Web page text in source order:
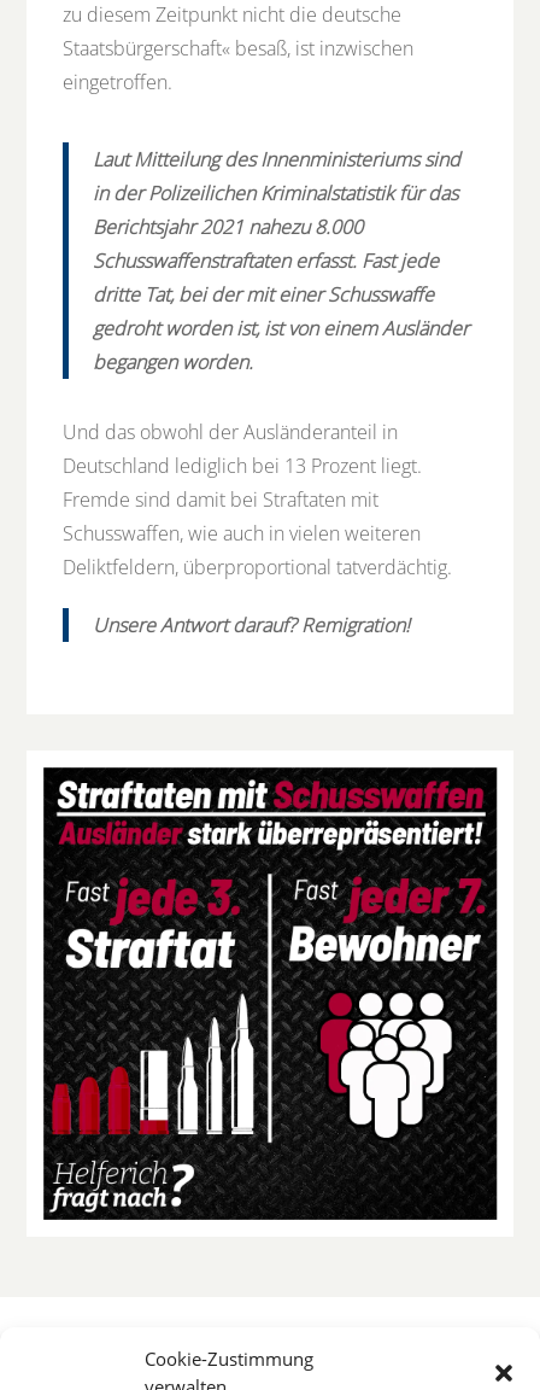
Cookie-Zustimmung
zu diesem Zeitpunkt nicht die deutsche
Staatsbürgerschaft« besaß, ist inzwischen
eingetroffen.
Laut Mitteilung des Innenministeriums sind
in der Polizeilichen Kriminalstatistik für das
Berichtsjahr 2021 nahezu 8.000
Schusswaffenstraftaten erfasst. Fast jede
dritte Tat, bei der mit einer Schusswaffe
gedroht worden ist, ist von einem Ausländer
begangen worden.
Und das obwohl der Ausländeranteil in
Deutschland lediglich bei 13 Prozent liegt.
Fremde sind damit bei Straftaten mit
Schusswaffen, wie auch in vielen weiteren
Deliktfeldern, überproportional tatverdächtig.
Unsere Antwort darauf? Remigration!